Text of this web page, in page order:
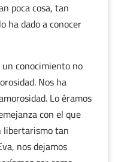
poca cosa, tan
ha dado a conocer
conocimiento no
Nos ha
Lo éramos
con el que
libertarismo tan
nos dejamos